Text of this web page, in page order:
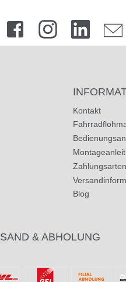
Kontakt
Zahlungsarten
Blog
& ABHOLUNG